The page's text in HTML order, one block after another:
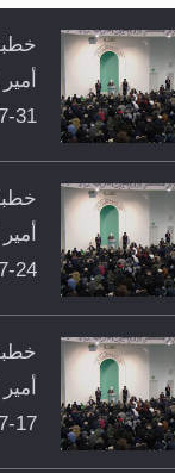
31-07-2026
24-07-2026
17-07-2026